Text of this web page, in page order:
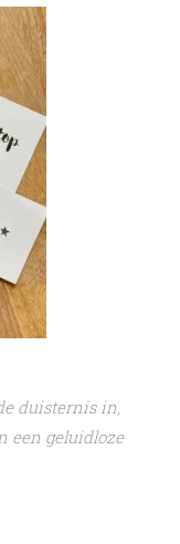
duisternis in,
een geluidloze